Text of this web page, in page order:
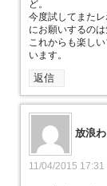
ど。
今度試してまた
にお願いするの
これからも楽し
います。
返信
放浪
11/04/2015 17:31